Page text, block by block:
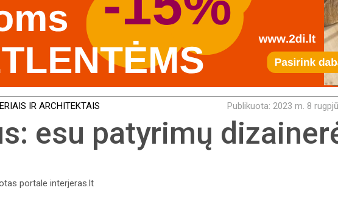
IR ARCHITEKTAIS Publikuota: 2023 m. 8
esu patyrimų
portale interjeras.lt